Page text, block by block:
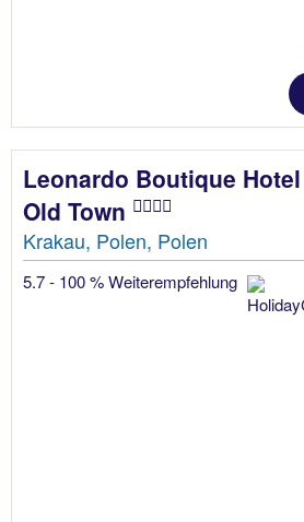
Leonardo Boutique
Old Town
Krakau, Polen, Polen
5.7 - 100 % Weiterempfehlung